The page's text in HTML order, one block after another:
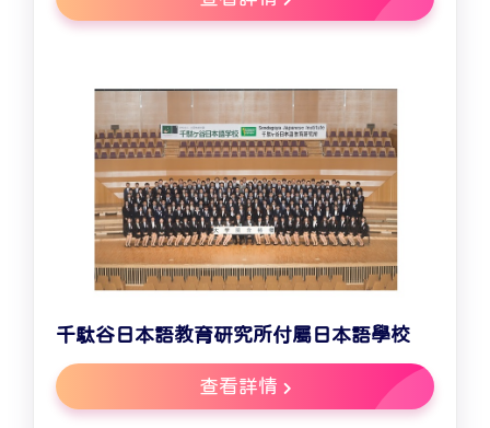
千駄谷日本語教育研究所付屬日本語學校
查看詳情